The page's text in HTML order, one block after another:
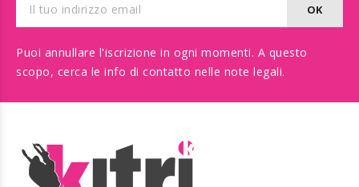
Puoi annullare l'iscrizione in ogni momenti. A questo
scopo, cerca le info di contatto nelle note legali.